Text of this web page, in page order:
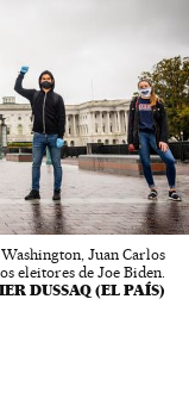
Juan Carlos
eleitores de Joe Biden.
DUSSAQ (EL PAÍS)